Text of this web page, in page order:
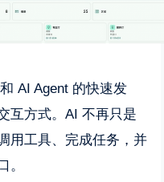
Agent 的快速发
互方式。AI 不再只是
用工具、完成任务，并
。